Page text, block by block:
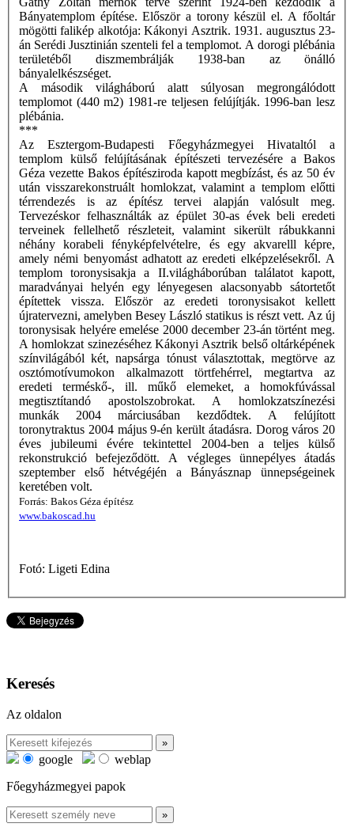
Bányatemplom építése. Először a torony készül el. A főoltár
mögötti falikép alkotója: Kákonyi Asztrik. 1931. augusztus 23-
án Serédi Jusztinián szenteli fel a templomot. A dorogi plébánia
területéből diszmembrálják 1938-ban az önálló
bányalelkészséget.
A második világháború alatt súlyosan megrongálódott
templomot (440 m2) 1981-re teljesen felújítják. 1996-ban lesz
plébánia.
***
Az Esztergom-Budapesti Főegyházmegyei Hivataltól a
templom külső felújításának építészeti tervezésére a Bakos
Géza vezette Bakos építésziroda kapott megbízást, és az 50 év
után visszarekonstruált homlokzat, valamint a templom előtti
térrendezés is az építész tervei alapján valósult meg.
Tervezéskor felhasználták az épület 30-as évek beli eredeti
terveinek fellelhető részleteit, valamint sikerült rábukkanni
néhány korabeli fényképfelvételre, és egy akvarelll képre,
amely némi benyomást adhatott az eredeti elképzelésekről. A
templom toronysisakja a II.világháborúban találatot kapott,
maradványai helyén egy lényegesen alacsonyabb sátortetőt
építettek vissza. Először az eredeti toronysisakot kellett
újratervezni, amelyben Besey László statikus is részt vett. Az új
toronysisak helyére emelése 2000 december 23-án történt meg.
A homlokzat szinezéséhez Kákonyi Asztrik belső oltárképének
színvilágából két, napsárga tónust választottak, megtörve az
osztómotívumokon alkalmazott törtfehérrel, megtartva az
eredeti terméskő-, ill. műkő elemeket, a homokfúvással
megtisztítandó apostolszobrokat. A homlokzatszínezési
munkák 2004 márciusában kezdődtek. A felújított
toronytraktus 2004 május 9-én került átadásra. Dorog város 20
éves jubileumi évére tekintettel 2004-ben a teljes külső
rekonstrukció befejeződött. A végleges ünnepélyes átadás
szeptember első hétvégéjén a Bányásznap ünnepségeinek
keretében volt.
Forrás: Bakos Géza építész
www.bakoscad.hu
Fotó: Ligeti Edina
Keresés
Az oldalon
google
weblap
Főegyházmegyei papok